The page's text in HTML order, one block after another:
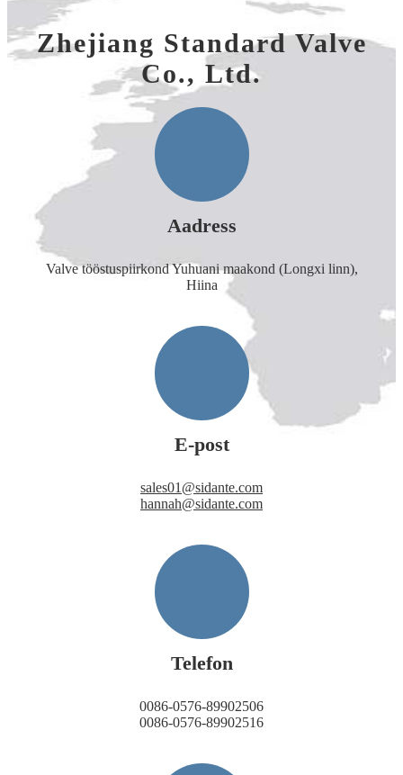
Zhejiang Standard Valve
Co., Ltd.
Aadress
Valve tööstuspiirkond Yuhuani maakond (Longxi linn),
Hiina
E-post
sales01@sidante.com
hannah@sidante.com
Telefon
0086-0576-89902506
0086-0576-89902516